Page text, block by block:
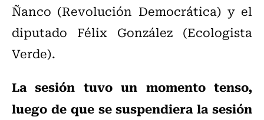
Ñanco (Revolución Democrática) y el
diputado Félix González (Ecologista
Verde).
La sesión tuvo un momento tenso,
luego de que se suspendiera la sesión